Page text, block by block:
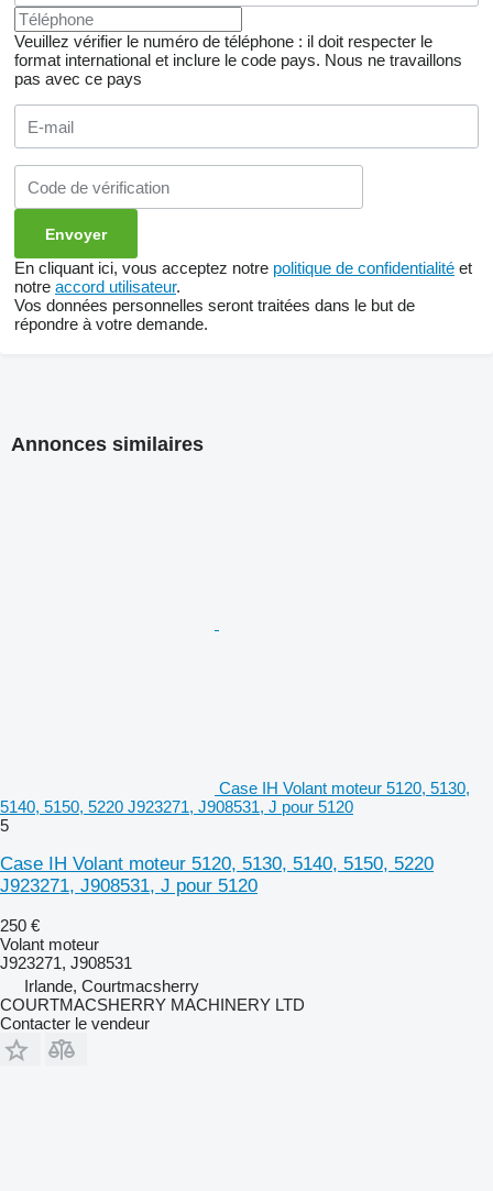
Veuillez vérifier le numéro de téléphone : il doit respecter le
format international et inclure le code pays. Nous ne travaillons
pas avec ce pays
En cliquant ici, vous acceptez notre politique de confidentialité et
notre accord utilisateur.
Vos données personnelles seront traitées dans le but de
répondre à votre demande.
Annonces similaires
Case IH Volant moteur 5120, 5130,
5140, 5150, 5220 J923271, J908531, J pour 5120
5
Case IH Volant moteur 5120, 5130, 5140, 5150, 5220
J923271, J908531, J pour 5120
250 €
Volant moteur
J923271, J908531
Irlande, Courtmacsherry
COURTMACSHERRY MACHINERY LTD
Contacter le vendeur